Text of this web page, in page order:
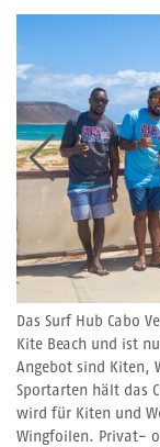
Das Surf Hub Cabo
Kite Beach und ist
Angebot sind Kiten,
Sportarten hält das
wird für Kiten und
Wingfoilen. Privat-